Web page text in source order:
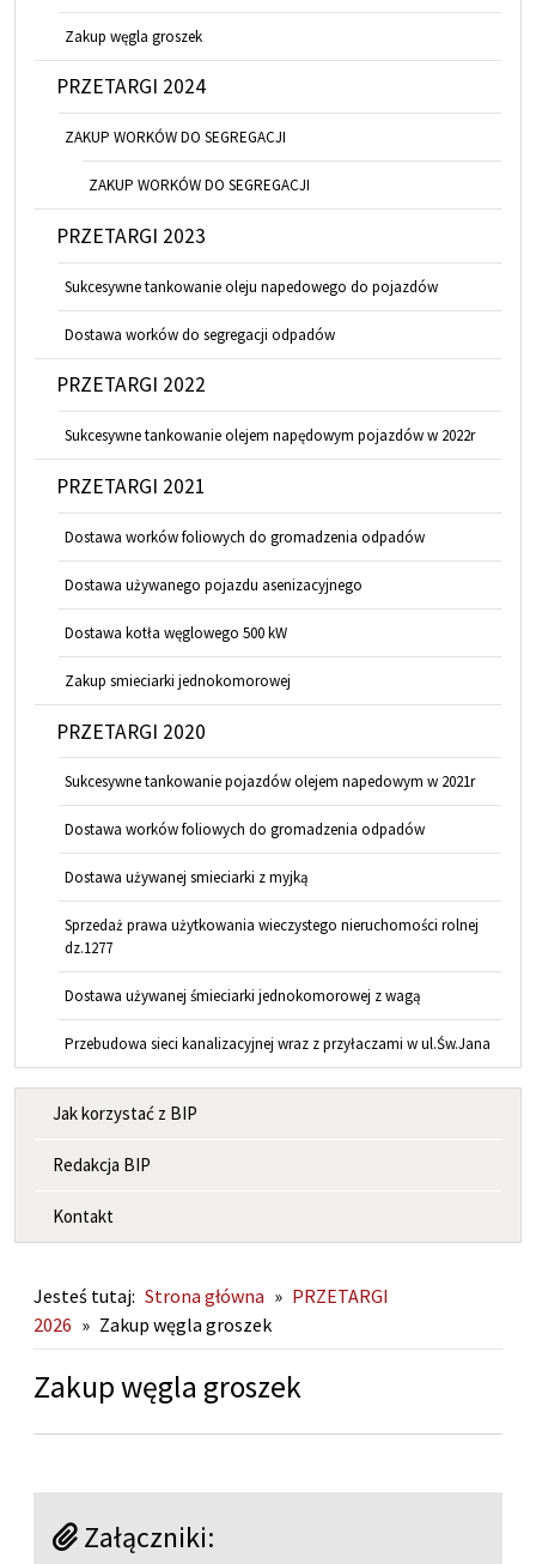
Zakup węgla groszek
PRZETARGI 2024
ZAKUP WORKÓW DO SEGREGACJI
ZAKUP WORKÓW DO SEGREGACJI
PRZETARGI 2023
Sukcesywne tankowanie oleju napedowego do pojazdów
Dostawa worków do segregacji odpadów
PRZETARGI 2022
Sukcesywne tankowanie olejem napędowym pojazdów w 2022r
PRZETARGI 2021
Dostawa worków foliowych do gromadzenia odpadów
Dostawa używanego pojazdu asenizacyjnego
Dostawa kotła węglowego 500 kW
Zakup smieciarki jednokomorowej
PRZETARGI 2020
Sukcesywne tankowanie pojazdów olejem napedowym w 2021r
Dostawa worków foliowych do gromadzenia odpadów
Dostawa używanej smieciarki z myjką
Sprzedaż prawa użytkowania wieczystego nieruchomości rolnej
dz.1277
Dostawa używanej śmieciarki jednokomorowej z wagą
Przebudowa sieci kanalizacyjnej wraz z przyłaczami w ul.Św.Jana
MENU INFORMACYJNE
Jak korzystać z BIP
Redakcja BIP
Kontakt
Jesteś tutaj: Strona główna » PRZETARGI
2026 » Zakup węgla groszek
Zakup węgla groszek
Załączniki: